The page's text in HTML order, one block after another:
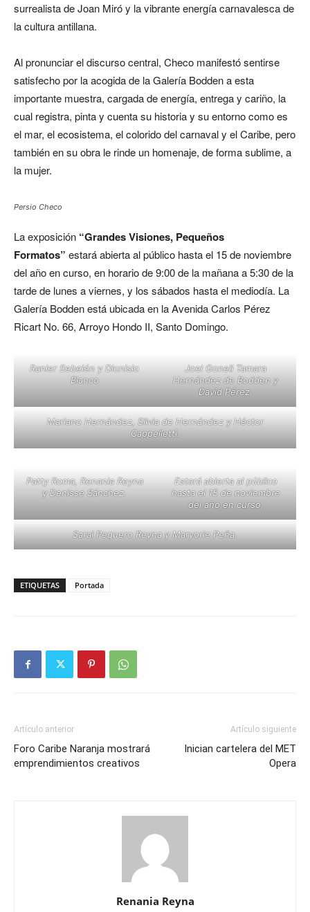
surrealista de Joan Miró y la vibrante energía carnavalesca de
la cultura antillana.
Al pronunciar el discurso central, Checo manifestó sentirse
satisfecho por la acogida de la Galería Bodden a esta
importante muestra, cargada de energía, entrega y cariño, la
cual registra, pinta y cuenta su historia y su entorno como es
el mar, el ecosistema, el colorido del carnaval y el Caribe, pero
también en su obra le rinde un homenaje, de forma sublime, a
la mujer.
Persio Checo
La exposición “Grandes Visiones, Pequeños
Formatos” estará abierta al público hasta el 15 de noviembre
del año en curso, en horario de 9:00 de la mañana a 5:30 de la
tarde de lunes a viernes, y los sábados hasta el mediodía. La
Galería Bodden está ubicada en la Avenida Carlos Pérez
Ricart No. 66, Arroyo Hondo II, Santo Domingo.
Ranier Sebelén y Dionisio
Blanco
Joel Gonell Tamara
Hernández de Bodden y
David Pérez.
Mariano Hernández, Silvia de Hernández y Héctor
Cappelletti.
Patty Roma, Renania Reyna
y Denisse Sánchez.
Estará abierta al público
hasta el 15 de noviembre
del año en curso,
Sarai Pequero Reyna y Maryorie Peña.
ETIQUETAS Portada
Artículo anterior
Foro Caribe Naranja mostrará
emprendimientos creativos
Artículo siguiente
Inician cartelera del MET
Opera
Renania Reyna